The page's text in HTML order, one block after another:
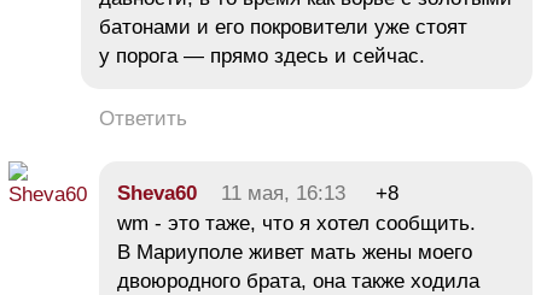
батонами и его покровители уже стоят
у порога — прямо здесь и сейчас.
Ответить
Sheva60 11 мая, 16:13
+8
wm - это таже, что я хотел сообщить.
В Мариуполе живет мать жены моего
двоюродного брата, она также ходила